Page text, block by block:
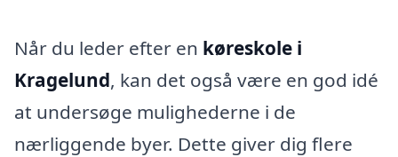
Når du leder efter en køreskole i
Kragelund, kan det også være en god idé
at undersøge mulighederne i de
nærliggende byer. Dette giver dig flere